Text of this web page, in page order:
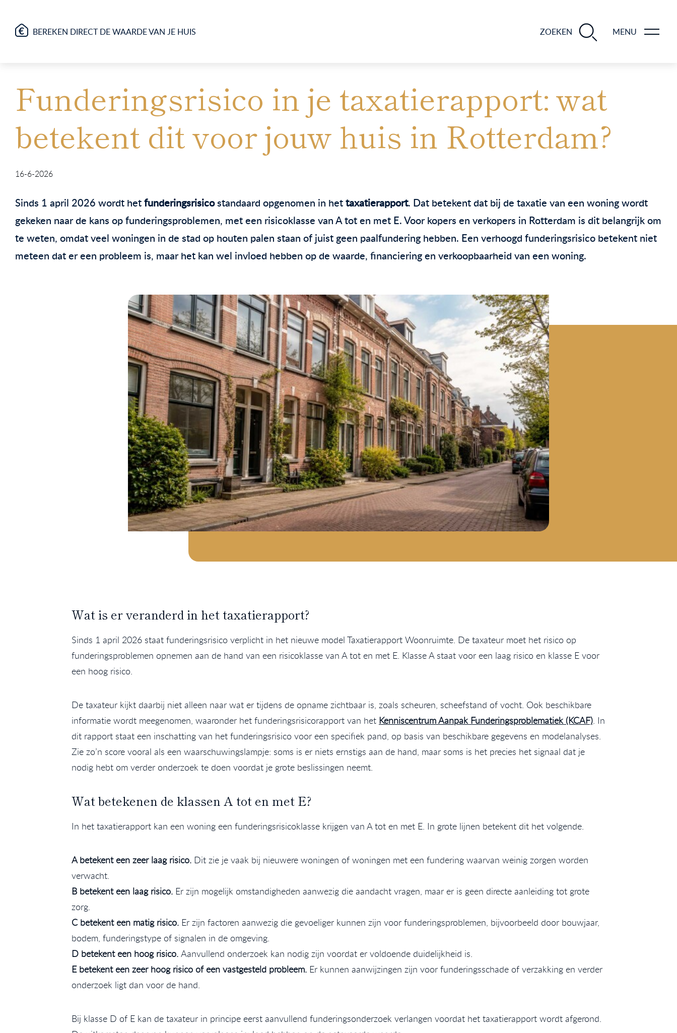
BEREKEN DIRECT DE WAARDE VAN JE HUIS ZOEKEN MENU
Funderingsrisico in je taxatierapport: wat
betekent dit voor jouw huis in Rotterdam?
16-6-2026
Sinds 1 april 2026 wordt hetfunderingsrisicostandaard opgenomen in hettaxatierapport. Dat betekent dat bij de taxatie van een woning wordt
gekeken naar de kans op funderingsproblemen, met een risicoklasse van A tot en met E. Voor kopers en verkopers in Rotterdam is dit belangrijk om
te weten, omdat veel woningen in de stad op houten palen staan of juist geen paalfundering hebben. Een verhoogd funderingsrisico betekent niet
meteen dat er een probleem is, maar het kan wel invloed hebben op de waarde, financiering en verkoopbaarheid van een woning.
Wat is er veranderd in het taxatierapport?
Sinds 1 april 2026 staat funderingsrisico verplicht in het nieuwe model Taxatierapport Woonruimte. De taxateur moet het risico op
funderingsproblemen opnemen aan de hand van een risicoklasse van A tot en met E. Klasse A staat voor een laag risico en klasse E voor
een hoog risico.
De taxateur kijkt daarbij niet alleen naar wat er tijdens de opname zichtbaar is, zoals scheuren, scheefstand of vocht. Ook beschikbare
informatie wordt meegenomen, waaronder het funderingsrisicorapport van het Kenniscentrum Aanpak Funderingsproblematiek (KCAF). In
dit rapport staat een inschatting van het funderingsrisico voor een specifiek pand, op basis van beschikbare gegevens en modelanalyses.
Zie zo’n score vooral als een waarschuwingslampje: soms is er niets ernstigs aan de hand, maar soms is het precies het signaal dat je
nodig hebt om verder onderzoek te doen voordat je grote beslissingen neemt.
Wat betekenen de klassen A tot en met E?
In het taxatierapport kan een woning een funderingsrisicoklasse krijgen van A tot en met E. In grote lijnen betekent dit het volgende.
A betekent een zeer laag risico. Dit zie je vaak bij nieuwere woningen of woningen met een fundering waarvan weinig zorgen worden
verwacht.
B betekent een laag risico. Er zijn mogelijk omstandigheden aanwezig die aandacht vragen, maar er is geen directe aanleiding tot grote
zorg.
C betekent een matig risico. Er zijn factoren aanwezig die gevoeliger kunnen zijn voor funderingsproblemen, bijvoorbeeld door bouwjaar,
bodem, funderingstype of signalen in de omgeving.
D betekent een hoog risico. Aanvullend onderzoek kan nodig zijn voordat er voldoende duidelijkheid is.
E betekent een zeer hoog risico of een vastgesteld probleem. Er kunnen aanwijzingen zijn voor funderingsschade of verzakking en verder
onderzoek ligt dan voor de hand.
Bij klasse D of E kan de taxateur in principe eerst aanvullend funderingsonderzoek verlangen voordat het taxatierapport wordt afgerond.